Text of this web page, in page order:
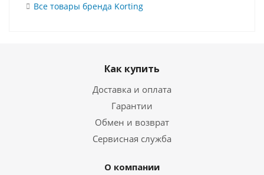
Все товары бренда Korting
Как купить
Доставка и оплата
Гарантии
Обмен и возврат
Сервисная служба
О компании